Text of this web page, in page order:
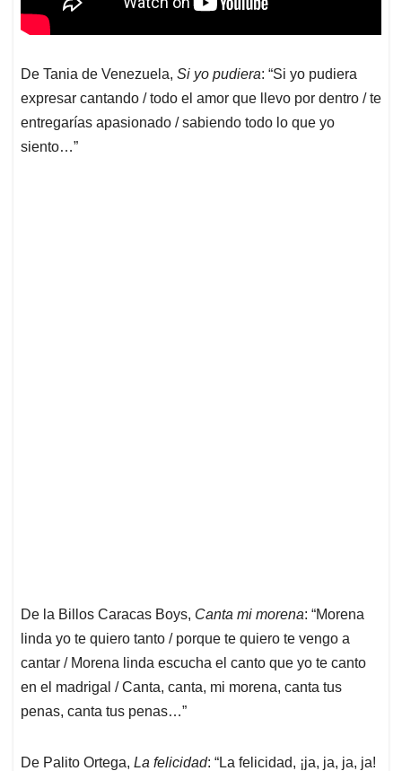
De Tania de Venezuela, Si yo pudiera: “Si yo pudiera
expresar cantando / todo el amor que llevo por dentro / te
entregarías apasionado / sabiendo todo lo que yo
siento…”
De la Billos Caracas Boys, Canta mi morena: “Morena
linda yo te quiero tanto / porque te quiero te vengo a
cantar / Morena linda escucha el canto que yo te canto
en el madrigal / Canta, canta, mi morena, canta tus
penas, canta tus penas…”
De Palito Ortega, La felicidad: “La felicidad, ¡ja, ja, ja, ja!